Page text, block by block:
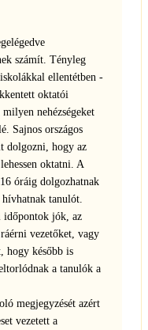
számít. Tényleg
ellentétben -
oktatói
nehézségeket
Sajnos országos
dolgozni, hogy az
oktatni. A
óráig dolgozhatnak
tanulót.
időpontok jók, az
vezetőket, vagy
hogy később is
a tanulók a
megjegyzését azért
vezetett a